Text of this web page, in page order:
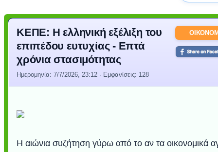
ΚΕΠΕ: Η ελληνική εξέλιξη του
επιπέδου ευτυχίας - Επτά
χρόνια στασιμότητας
Ημερομηνία: 7/7/2026, 23:12 · Εμφανίσεις: 128
Η αιώνια συζήτηση γύρω από το αν τα οικονομικά